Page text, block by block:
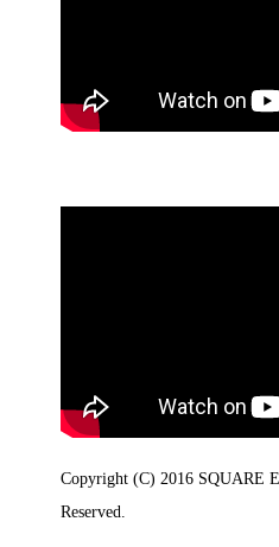
Copyright (C) 2016 SQUARE
Reserved.